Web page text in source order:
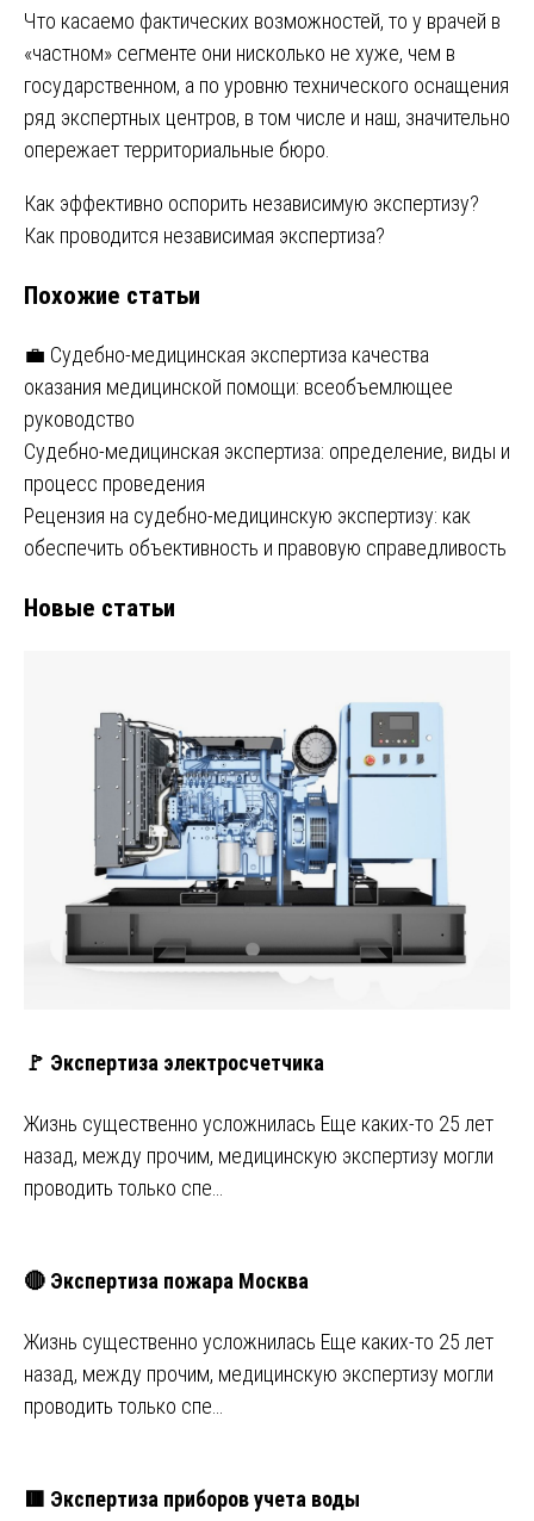
Что касаемо фактических возможностей, то у врачей в
«частном» сегменте они нисколько не хуже, чем в
государственном, а по уровню технического оснащения
ряд экспертных центров, в том числе и наш, значительно
опережает территориальные бюро.
Навигация
записям
Как эффективно оспорить независимую экспертизу?
Как проводится независимая экспертиза?
Похожие статьи
💼 Судебно-медицинская экспертиза качества
оказания медицинской помощи: всеобъемлющее
руководство
Судебно-медицинская экспертиза: определение, виды и
процесс проведения
Рецензия на судебно-медицинскую экспертизу: как
обеспечить объективность и правовую справедливость
Новые статьи
🚩 Экспертиза электросчетчика
Жизнь существенно усложнилась Еще каких-то 25 лет
назад, между прочим, медицинскую экспертизу могли
проводить только спе…
🔴 Экспертиза пожара Москва
Жизнь существенно усложнилась Еще каких-то 25 лет
назад, между прочим, медицинскую экспертизу могли
проводить только спе…
🟥 Экспертиза приборов учета воды